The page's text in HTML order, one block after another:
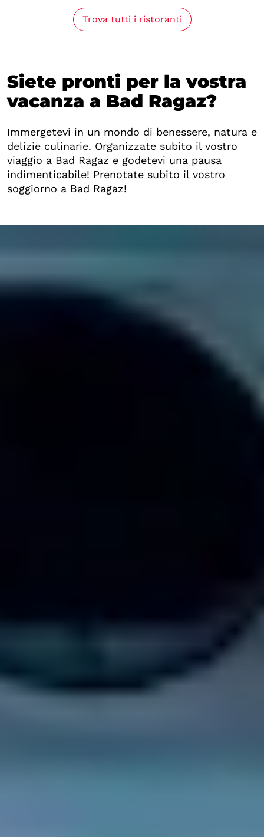
Trova tutti i ristoranti
Siete pronti per la vostra
vacanza a Bad Ragaz?
Immergetevi in un mondo di benessere, natura e
delizie culinarie. Organizzate subito il vostro
viaggio a Bad Ragaz e godetevi una pausa
indimenticabile! Prenotate subito il vostro
soggiorno a Bad Ragaz!